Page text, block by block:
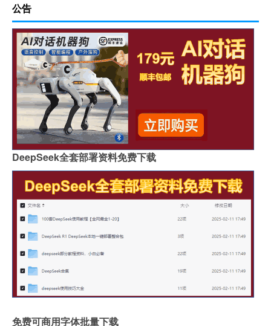
公告
DeepSeek全套部署资料免费下载
免费可商用字体批量下载